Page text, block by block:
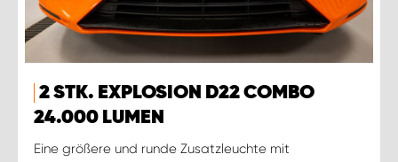
2 STK. EXPLOSION D22 COMBO
24.000 LUMEN
Eine größere und runde Zusatzleuchte mit